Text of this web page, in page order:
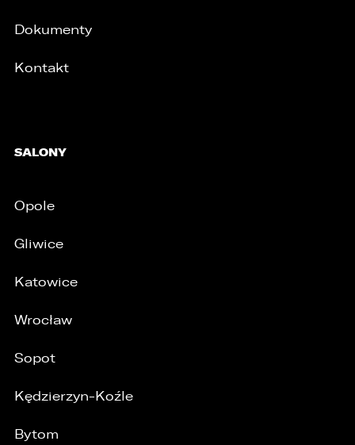
Dokumenty
Kontakt
SALONY
Opole
Gliwice
Katowice
Wrocław
Sopot
Kędzierzyn-Koźle
Bytom